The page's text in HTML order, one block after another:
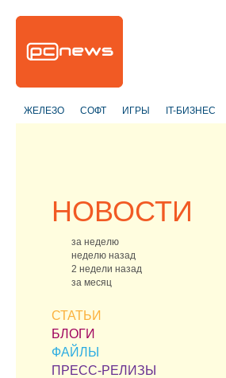
ЖЕЛЕЗО СОФТ ИГРЫ IT-БИЗНЕС
НОВОСТИ
за неделю
неделю назад
2 недели назад
за месяц
СТАТЬИ
БЛОГИ
ФАЙЛЫ
ПРЕСС-РЕЛИЗЫ